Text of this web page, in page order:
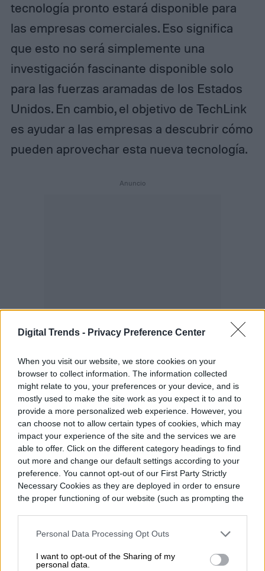
Digital Trends - Privacy Preference Center
When you visit our website, we store cookies on your
browser to collect information. The information collected
might relate to you, your preferences or your device, and is
mostly used to make the site work as you expect it to and to
provide a more personalized web experience. However, you
can choose not to allow certain types of cookies, which may
impact your experience of the site and the services we are
able to offer. Click on the different category headings to find
out more and change our default settings according to your
preference. You cannot opt-out of our First Party Strictly
Necessary Cookies as they are deployed in order to ensure
the proper functioning of our website (such as prompting the
Personal Data Processing Opt Outs
I want to opt-out of the Sharing of my
personal data.
tecnología pronto estará disponible para
las empresas comerciales. Eso significa
que esto no será simplemente una
investigación fascinante disponible solo
para las fuerzas aramadas de los Estados
Unidos. En cambio, el objetivo de TechLink
es ayudar a las empresas a descubrir cómo
pueden aprovechar esta nueva tecnología.